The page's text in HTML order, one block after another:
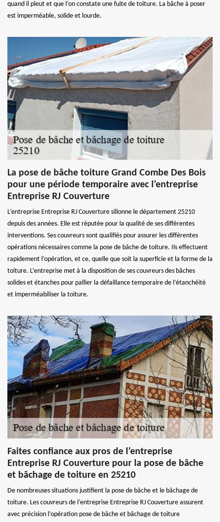
quand il pleut et que l’on constate une fuite de toiture. La bâche à poser
est imperméable, solide et lourde.
La pose de bâche toiture Grand Combe Des Bois
pour une période temporaire avec l’entreprise
Entreprise RJ Couverture
L’entreprise Entreprise RJ Couverture sillonne le département 25210
depuis des années. Elle est réputée pour la qualité de ses différentes
interventions. Ses couvreurs sont qualifiés pour assurer les différentes
opérations nécessaires comme la pose de bâche de toiture. Ils effectuent
rapidement l’opération, et ce, quelle que soit la superficie et la forme de la
toiture. L’entreprise met à la disposition de ses couvreurs des bâches
solides et étanches pour pallier la défaillance temporaire de l’étanchéité
et imperméabiliser la toiture.
Faites confiance aux pros de l’entreprise
Entreprise RJ Couverture pour la pose de bâche
et bâchage de toiture en 25210
De nombreuses situations justifient la pose de bâche et le bâchage de
toiture. Les couvreurs de l’entreprise Entreprise RJ Couverture assurent
avec précision l’opération pose de bâche et bâchage de toiture